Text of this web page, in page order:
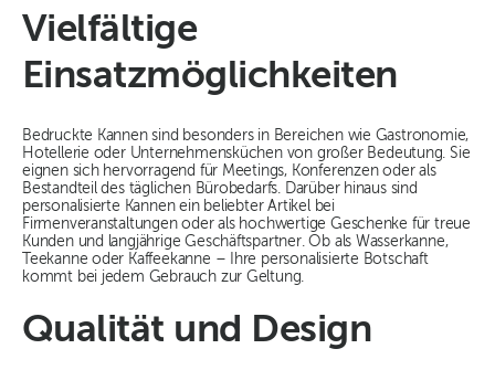
Vielfältige
Einsatzmöglichkeiten
Bedruckte Kannen sind besonders in Bereichen wie Gastronomie,
Hotellerie oder Unternehmensküchen von großer Bedeutung. Sie
eignen sich hervorragend für Meetings, Konferenzen oder als
Bestandteil des täglichen Bürobedarfs. Darüber hinaus sind
personalisierte Kannen ein beliebter Artikel bei
Firmenveranstaltungen oder als hochwertige Geschenke für treue
Kunden und langjährige Geschäftspartner. Ob als Wasserkanne,
Teekanne oder Kaffeekanne – Ihre personalisierte Botschaft
kommt bei jedem Gebrauch zur Geltung.
Qualität und Design